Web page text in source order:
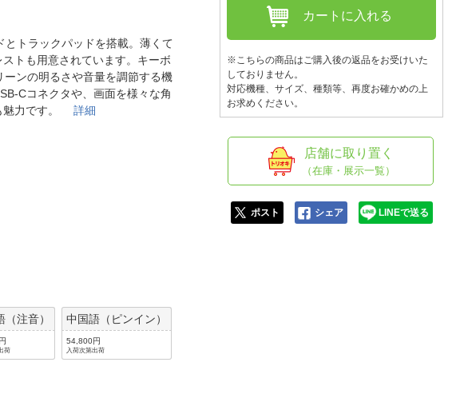
IR情報
トラックパッドを搭載。薄くて
トも用意されています。キーボ
ンの明るさや音量を調節する機
Cコネクタや、画面を様々な角
も魅力です。詳細
（注音）
荷
中国語（ピンイン）
54,800円
入荷次第出荷
カートに入れる
※こちらの商品はご購入後の返品をお受けいた
しておりません。
対応機種、サイズ、種類等、再度お確かめの上
お求めください。
店舗に取り置く
（在庫・展示一覧）
ポスト シェア LINEで送る